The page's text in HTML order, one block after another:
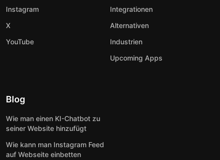
Instagram
X
YouTube
Integrationen
Alternativen
Industrien
Upcoming Apps
Blog
Wie man einen KI-Chatbot zu
seiner Website hinzufügt
Wie kann man Instagram Feed
auf Webseite einbetten